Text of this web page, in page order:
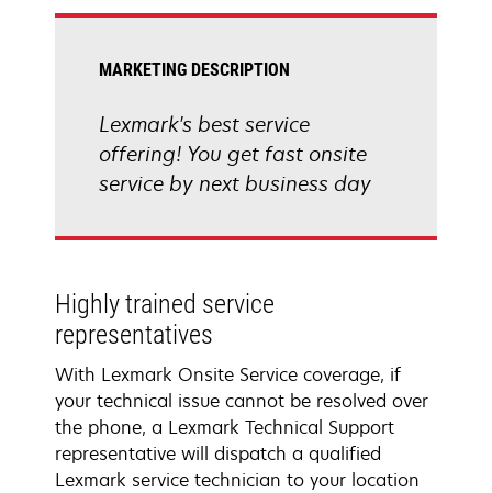
MARKETING DESCRIPTION
Lexmark's best service
offering! You get fast onsite
service by next business day
Highly trained service
representatives
With Lexmark Onsite Service coverage, if
your technical issue cannot be resolved over
the phone, a Lexmark Technical Support
representative will dispatch a qualified
Lexmark service technician to your location